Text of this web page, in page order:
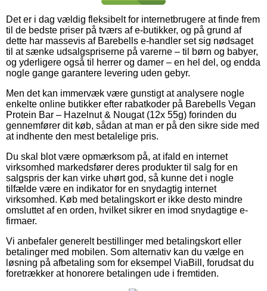
Det er i dag vældig fleksibelt for internetbrugere at finde frem
til de bedste priser på tværs af e-butikker, og på grund af
dette har massevis af Barebells e-handler set sig nødsaget
til at sænke udsalgspriserne på varerne – til børn og babyer,
og yderligere også til herrer og damer – en hel del, og endda
nogle gange garantere levering uden gebyr.
Men det kan immervæk være gunstigt at analysere nogle
enkelte online butikker efter rabatkoder på Barebells Vegan
Protein Bar – Hazelnut & Nougat (12x 55g) forinden du
gennemfører dit køb, sådan at man er på den sikre side med
at indhente den mest betalelige pris.
Du skal blot være opmærksom på, at ifald en internet
virksomhed markedsfører deres produkter til salg for en
salgspris der kan virke uhørt god, så kunne det i nogle
tilfælde være en indikator for en snydagtig internet
virksomhed. Køb med betalingskort er ikke desto mindre
omsluttet af en orden, hvilket sikrer en imod snydagtige e-
firmaer.
Vi anbefaler generelt bestillinger med betalingskort eller
betalinger med mobilen. Som alternativ kan du vælge en
løsning på afbetaling som for eksempel ViaBill, forudsat du
foretrækker at honorere betalingen ude i fremtiden.